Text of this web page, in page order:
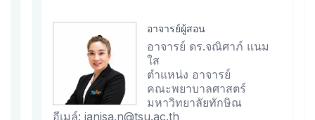
อาจารย์ผู้สอน
อาจารย์ ดร.จณิศาภ์ แนม
ใส
ตำแหน่ง อาจารย์
คณะพยาบาลศาสตร์
มหาวิทยาลัยทักษิณ
อีเมล์: janisa.n@tsu.ac.th